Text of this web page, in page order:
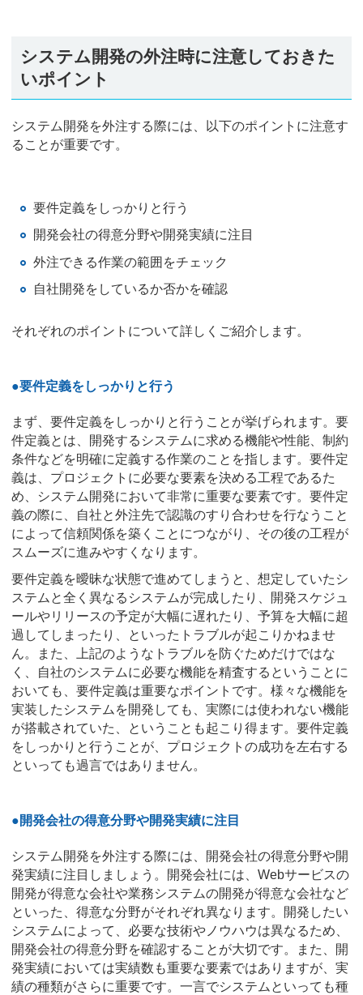
システム開発の外注時に注意しておきた
いポイント
システム開発を外注する際には、以下のポイントに注意す
ることが重要です。
要件定義をしっかりと行う
開発会社の得意分野や開発実績に注目
外注できる作業の範囲をチェック
自社開発をしているか否かを確認
それぞれのポイントについて詳しくご紹介します。
●要件定義をしっかりと行う
まず、要件定義をしっかりと行うことが挙げられます。要
件定義とは、開発するシステムに求める機能や性能、制約
条件などを明確に定義する作業のことを指します。要件定
義は、プロジェクトに必要な要素を決める工程であるた
め、システム開発において非常に重要な要素です。要件定
義の際に、自社と外注先で認識のすり合わせを行なうこと
によって信頼関係を築くことにつながり、その後の工程が
スムーズに進みやすくなります。
要件定義を曖昧な状態で進めてしまうと、想定していたシ
ステムと全く異なるシステムが完成したり、開発スケジュ
ールやリリースの予定が大幅に遅れたり、予算を大幅に超
過してしまったり、といったトラブルが起こりかねませ
ん。また、上記のようなトラブルを防ぐためだけではな
く、自社のシステムに必要な機能を精査するということに
おいても、要件定義は重要なポイントです。様々な機能を
実装したシステムを開発しても、実際には使われない機能
が搭載されていた、ということも起こり得ます。要件定義
をしっかりと行うことが、プロジェクトの成功を左右する
といっても過言ではありません。
●開発会社の得意分野や開発実績に注目
システム開発を外注する際には、開発会社の得意分野や開
発実績に注目しましょう。開発会社には、Webサービスの
開発が得意な会社や業務システムの開発が得意な会社など
といった、得意な分野がそれぞれ異なります。開発したい
システムによって、必要な技術やノウハウは異なるため、
開発会社の得意分野を確認することが大切です。また、開
発実績においては実績数も重要な要素ではありますが、実
績の種類がさらに重要です。一言でシステムといっても種